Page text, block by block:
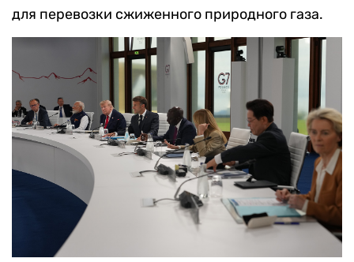
для перевозки сжиженного природного газа.